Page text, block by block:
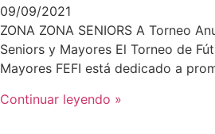
09/09/2021
ZONA ZONA SENIORS A Torneo
Seniors y Mayores El Torneo de
Mayores FEFI está dedicado a
Continuar leyendo »